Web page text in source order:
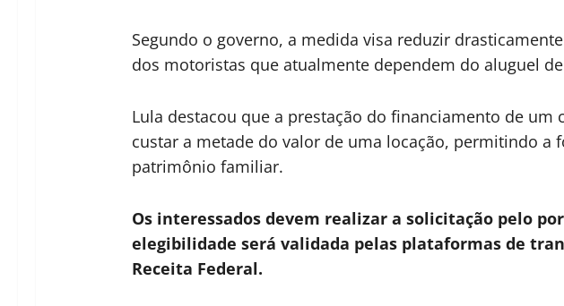
Segundo o governo, a medida visa reduzir
dos motoristas que atualmente dependem do aluguel
Lula destacou que a prestação do financiamento de um
custar a metade do valor de uma locação, permitindo a
patrimônio familiar.
Os interessados devem realizar a solicitação pelo
elegibilidade será validada pelas plataformas de
Receita Federal.